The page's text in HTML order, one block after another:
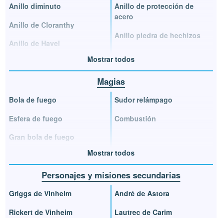
Anillo diminuto
Anillo de Cloranthy
Anillo de Havel
Anillo de protección de
acero
Anillo piedra de hechizos
Mostrar todos
Magias
Bola de fuego
Esfera de fuego
Gran bola de fuego
Sudor relámpago
Combustión
Mostrar todos
Personajes y misiones secundarias
Griggs de Vinheim
Rickert de Vinheim
André de Astora
Lautrec de Carim